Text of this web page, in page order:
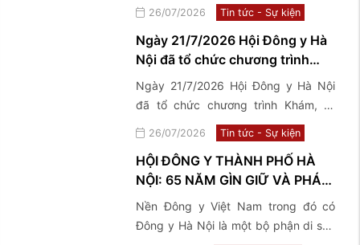
công tác thi đua khen thưởng 6
tháng đầu năm, triển khai nhiệm vụ
trọng tâm 6 tháng cuối năm 2026
26/07/2026 Tin tức - Sự kiện
Ngày 21/7/2026 Hội Đông y Hà
Nội đã tổ chức chương trình
Khám, tư vấn sức khoẻ và tặng
quà thương binh, bệnh binh,
người có công với cách mạng
tại 2 xã Phúc Sơn và ...
Ngày 21/7/2026 Hội Đông y Hà Nội
đã tổ chức chương trình Khám, tư
vấn sức khoẻ và tặng quà thương
binh, bệnh binh, thân nhân, gia đình
Liệt sĩ và người có công với cách
mạng tại 2 xã Phúc Sơn và Phú Nghĩa
26/07/2026 Tin tức - Sự kiện
HỘI ĐÔNG Y THÀNH PHỐ HÀ
NỘI: 65 NĂM GÌN GIỮ VÀ PHÁT
HUY TINH HOA Y HỌC CỔ
TRUYỀN VIỆT NAM
Nền Đông y Việt Nam trong đó có
Đông y Hà Nội là một bộ phận di sản